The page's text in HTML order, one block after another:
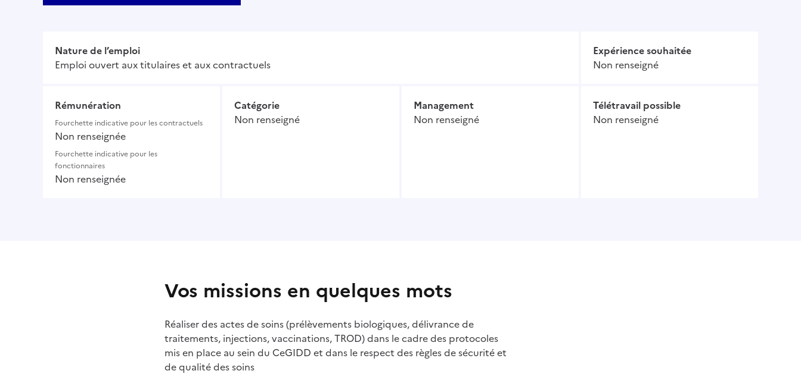
Nature de l’emploi
Emploi ouvert aux titulaires et aux contractuels
Expérience souhaitée
Non renseigné
Rémunération
Fourchette indicative pour les contractuels
Non renseignée
Fourchette indicative pour les
fonctionnaires
Non renseignée
Catégorie
Non renseigné
Management
Non renseigné
Télétravail possible
Non renseigné
Vos missions en quelques mots
Réaliser des actes de soins (prélèvements biologiques, délivrance de
traitements, injections, vaccinations, TROD) dans le cadre des protocoles
mis en place au sein du CeGIDD et dans le respect des règles de sécurité et
de qualité des soins